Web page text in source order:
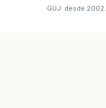
GUJ: desde 2002.